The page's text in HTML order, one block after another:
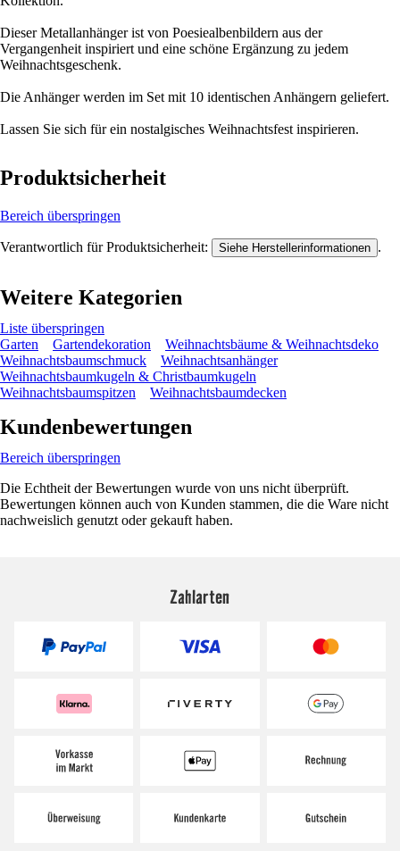
Dieser Metallanhänger ist von Poesiealbenbildern aus der
Vergangenheit inspiriert und eine schöne Ergänzung zu jedem
Weihnachtsgeschenk.
Die Anhänger werden im Set mit 10 identischen Anhängern geliefert.
Lassen Sie sich für ein nostalgisches Weihnachtsfest inspirieren.
Produktsicherheit
Bereich überspringen
Verantwortlich für Produktsicherheit: Siehe Herstellerinformationen .
Weitere Kategorien
Liste überspringen
Garten
Gartendekoration
Weihnachtsbäume & Weihnachtsdeko
Weihnachtsbaumschmuck
Weihnachtsanhänger
Weihnachtsbaumkugeln & Christbaumkugeln
Weihnachtsbaumspitzen
Weihnachtsbaumdecken
Kundenbewertungen
Bereich überspringen
Die Echtheit der Bewertungen wurde von uns nicht überprüft.
Bewertungen können auch von Kunden stammen, die die Ware nicht
nachweislich genutzt oder gekauft haben.
Zahlarten